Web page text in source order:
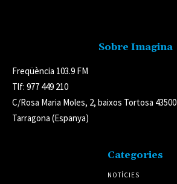
Sobre Imagina
Freqüència 103.9 FM
Tlf: 977 449 210
C/Rosa Maria Moles, 2, baixos Tortosa 43500
Tarragona (Espanya)
Categories
NOTÍCIES